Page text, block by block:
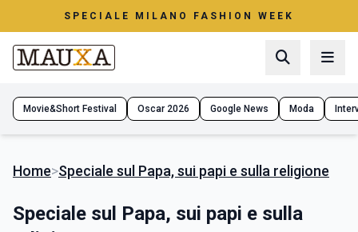
SPECIALE MILANO FASHION WEEK
Movie&Short Festival Oscar 2026 Google News Moda
Home>Speciale sul Papa, sui papi e sulla religione
Speciale sul Papa, sui papi e sulla